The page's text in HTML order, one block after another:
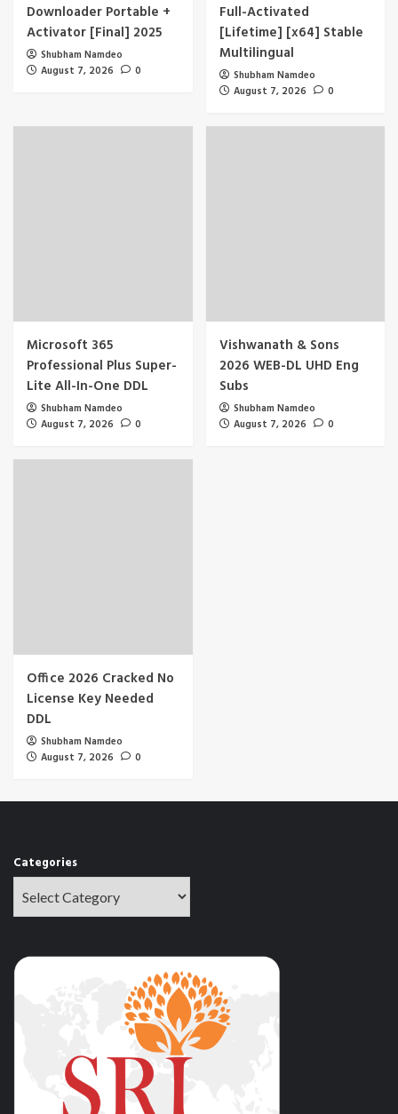
Downloader Portable +
Activator [Final] 2025
Shubham Namdeo
August 7, 2026
0
Full-Activated
[Lifetime] [x64] Stable
Multilingual
Shubham Namdeo
August 7, 2026
0
Microsoft 365
Professional Plus Super-
Lite All-In-One DDL
Shubham Namdeo
August 7, 2026
0
Vishwanath & Sons
2026 WEB-DL UHD Eng
Subs
Shubham Namdeo
August 7, 2026
0
Office 2026 Cracked No
License Key Needed
DDL
Shubham Namdeo
August 7, 2026
0
Categories